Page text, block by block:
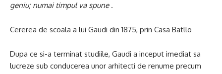
geniu; numai timpul va spune.
Cererea de scoala a lui Gaudi din 1875, prin Casa Batllo
Dupa ce si-a terminat studiile, Gaudi a inceput imediat sa
lucreze sub conducerea unor arhitecti de renume precum